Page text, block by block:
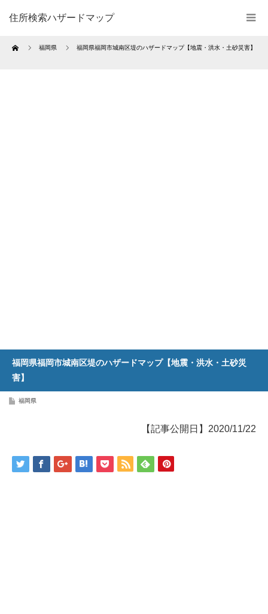
住所検索ハザードマップ
Home 福岡県 福岡県福岡市城南区堤のハザードマップ【地震・洪水・土砂災害】
福岡県福岡市城南区堤のハザードマップ【地震・洪水・土砂災
害】
福岡県
【記事公開日】2020/11/22